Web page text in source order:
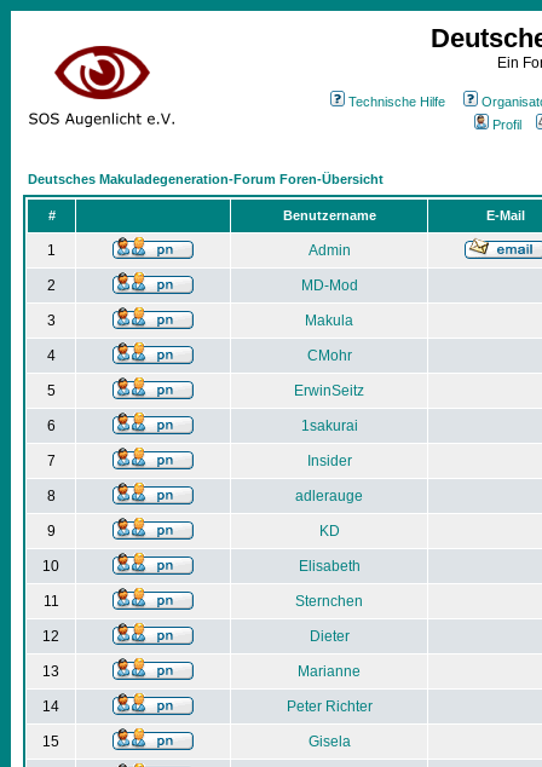
Ein
Technische Hilfe
Profil
Deutsches Makuladegeneration-Forum Foren-Übersicht
# Benutzername E-Mail
1 Admin
2 MD-Mod
3 Makula
4 CMohr
5 ErwinSeitz
6 1sakurai
7 Insider
8 adlerauge
9 KD
10 Elisabeth
11 Sternchen
12 Dieter
13 Marianne
14 Peter Richter
15 Gisela